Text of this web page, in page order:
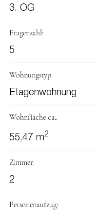
3. OG
Etagenzahl:
5
Wohnungstyp:
Etagenwohnung
Wohnfläche ca.:
55,47 m2
Zimmer:
2
Personenaufzug: